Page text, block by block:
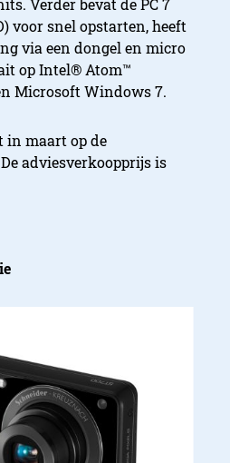
Systems
Verder bevat de PC 7
voor snel opstarten, heeft
via een dongel en micro
op Intel® Atom™
Microsoft Windows 7.
in maart op de
adviesverkoopprijs is